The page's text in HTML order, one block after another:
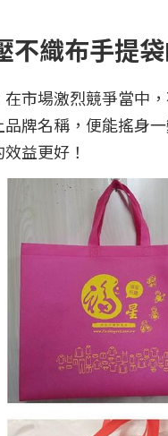
不織布手提
市場激烈競爭當中
牌名稱，便能搖身
益更好！